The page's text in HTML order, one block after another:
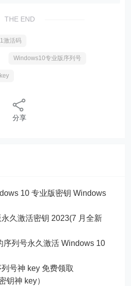
THE END
激活码
Windows10专业版序列号
分享
10 专业版密钥 Windows
久激活密钥 2023(7 月全新
序列号永久激活 Windows 10
号神 key 免费领取
钥神 key）